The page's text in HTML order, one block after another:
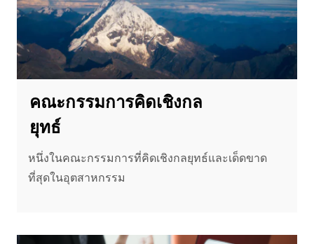
คณะกรรมการคิดเชิงกล
ยุทธ์
หนึ่งในคณะกรรมการที่คิดเชิงกลยุทธ์และเด็ดขาด
ที่สุดในอุตสาหกรรม